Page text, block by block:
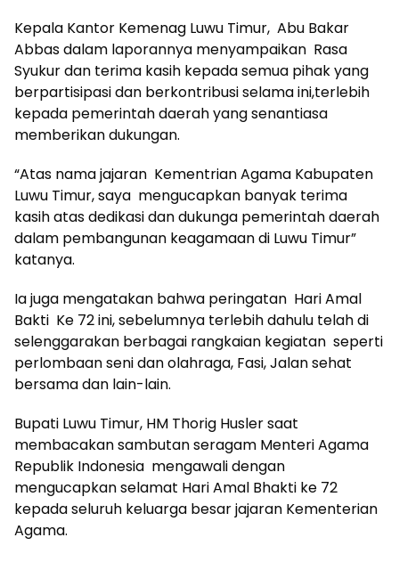
Kepala Kantor Kemenag Luwu Timur, Abu Bakar
Abbas dalam laporannya menyampaikan Rasa
Syukur dan terima kasih kepada semua pihak yang
berpartisipasi dan berkontribusi selama ini,terlebih
kepada pemerintah daerah yang senantiasa
memberikan dukungan.
“Atas nama jajaran Kementrian Agama Kabupaten
Luwu Timur, saya mengucapkan banyak terima
kasih atas dedikasi dan dukunga pemerintah daerah
dalam pembangunan keagamaan di Luwu Timur”
katanya.
Ia juga mengatakan bahwa peringatan Hari Amal
Bakti Ke 72 ini, sebelumnya terlebih dahulu telah di
selenggarakan berbagai rangkaian kegiatan seperti
perlombaan seni dan olahraga, Fasi, Jalan sehat
bersama dan lain-lain.
Bupati Luwu Timur, HM Thorig Husler saat
membacakan sambutan seragam Menteri Agama
Republik Indonesia mengawali dengan
mengucapkan selamat Hari Amal Bhakti ke 72
kepada seluruh keluarga besar jajaran Kementerian
Agama.